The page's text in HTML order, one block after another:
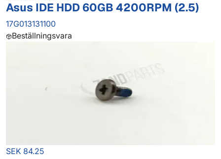
Asus IDE HDD 60GB 4200RPM (2.5)
17G013131100
Beställningsvara
SEK 84.25